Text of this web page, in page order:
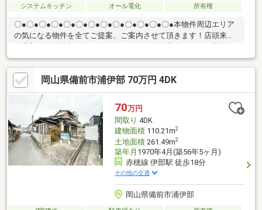
システムキッチン
オール電化 所有権
〇●〇●〇●〇●〇●〇●〇●〇●〇●〇●〇●〇●〇●本物件周辺エリア
の気になる物件を全てご提案、ご案内させて頂きます！店頭来店
アーは【その場で確定！ 見学予約する（無料）からご予約下さ
い】〇●〇●〇●〇●〇●〇●〇●〇●〇●〇●〇●〇●〇●●収納豊富な
間取です！●国府小学校まで徒歩5分！●室内内覧可能です。お気
軽にお問い合わせください。他にも「これはどんな物件？」「住
所が知りたい」など、お気兼ねなくお問い合わせください。物件
ごとではなく、お客様ごとに担当者がサポートさせていただきま
す。
岡山県備前市浦伊部 70万円 4DK
70万円
間取り 4DK
建物面積110.21m2
土地面積261.49m2
築年月 1970年4月(築56年5ヶ月)
赤穂線 伊部駅 徒歩18分
その他の交通
岡山県備前市浦伊部